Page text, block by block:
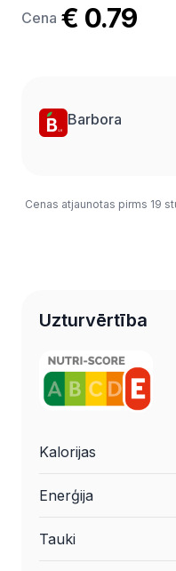
Cena € 0.79
Barbora
Cenas atjaunotas pirms 19
Uzturvērtība
Kalorijas
Enerģija
Tauki